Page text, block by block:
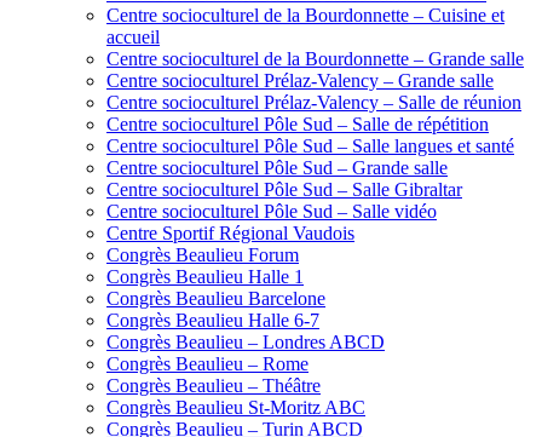
Centre socioculturel de la Bourdonnette – Cuisine et
accueil
Centre socioculturel de la Bourdonnette – Grande salle
Centre socioculturel Prélaz-Valency – Grande salle
Centre socioculturel Prélaz-Valency – Salle de réunion
Centre socioculturel Pôle Sud – Salle de répétition
Centre socioculturel Pôle Sud – Salle langues et santé
Centre socioculturel Pôle Sud – Grande salle
Centre socioculturel Pôle Sud – Salle Gibraltar
Centre socioculturel Pôle Sud – Salle vidéo
Centre Sportif Régional Vaudois
Congrès Beaulieu Forum
Congrès Beaulieu Halle 1
Congrès Beaulieu Barcelone
Congrès Beaulieu Halle 6-7
Congrès Beaulieu – Londres ABCD
Congrès Beaulieu – Rome
Congrès Beaulieu – Théâtre
Congrès Beaulieu St-Moritz ABC
Congrès Beaulieu – Turin ABCD